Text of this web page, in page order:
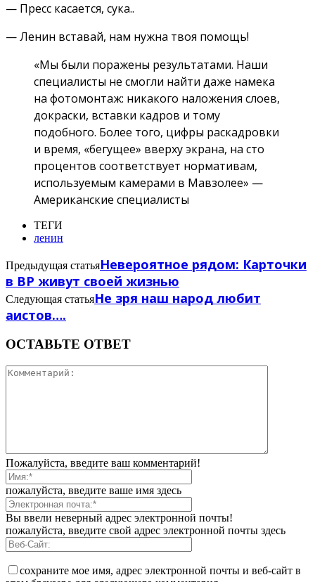
— Пресс касается, сука..
— Ленин вставай, нам нужна твоя помощь!
«Мы были поражены результатами. Наши
специалисты не смогли найти даже намека
на фотомонтаж: никакого наложения слоев,
докраски, вставки кадров и тому
подобного. Более того, цифры раскадровки
и время, «бегущее» вверху экрана, на сто
процентов соответствует нормативам,
используемым камерами в Мавзолее» —
Американские специалисты
ТЕГИ
ленин
Предыдущая статьяНевероятное рядом: Карточки
в ВР живут своей жизнью
Следующая статьяНе зря наш народ любит
аистов….
ОСТАВЬТЕ ОТВЕТ
Пожалуйста, введите ваш комментарий!
пожалуйста, введите ваше имя здесь
Вы ввели неверный адрес электронной почты!
пожалуйста, введите свой адрес электронной почты здесь
сохраните мое имя, адрес электронной почты и веб-сайт в